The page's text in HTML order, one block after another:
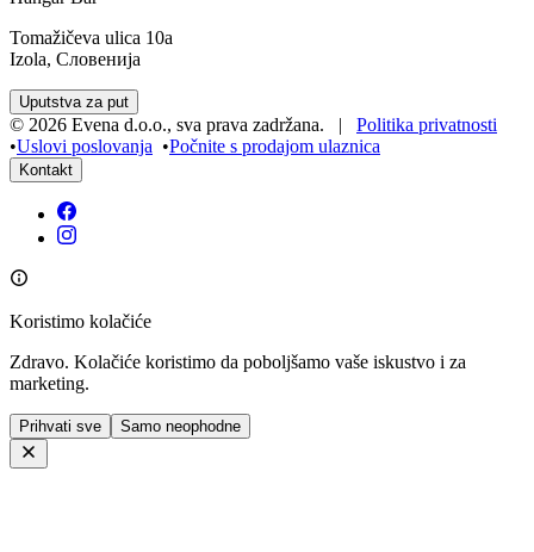
Tomažičeva ulica 10a
Izola, Словенија
Uputstva za put
© 2026 Evena d.o.o., sva prava zadržana. | Politika privatnosti
•Uslovi poslovanja •Počnite s prodajom ulaznica
Kontakt
Koristimo kolačiće
Zdravo. Kolačiće koristimo da poboljšamo vaše iskustvo i za
marketing.
Prihvati sve Samo neophodne